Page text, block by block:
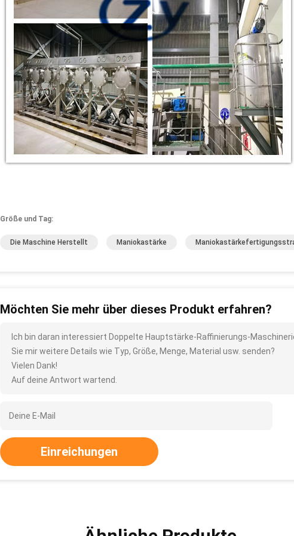
Größe und Tag:
Die Maschine Herstellt Maniokastärke
Möchten Sie mehr über dieses Produkt erfahren?
Ich bin daran interessiert Doppelte Hauptstärke-Raffinierungs-
Sie mir weitere Details wie Typ, Größe, Menge, Material usw. senden?
Vielen Dank!
Auf deine Antwort wartend.
Einreichungen